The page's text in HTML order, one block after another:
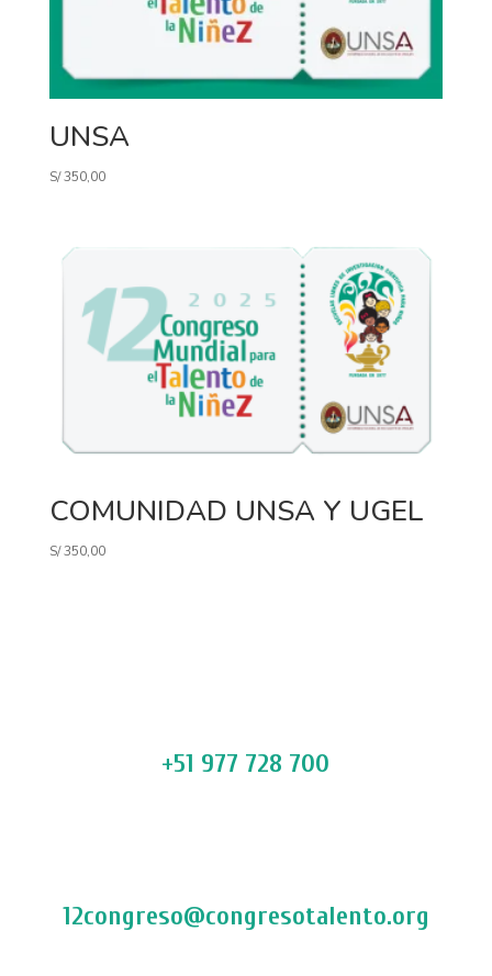
UNSA
S/350,00
COMUNIDAD UNSA Y UGEL
S/350,00
+51 977 728 700
12congreso@congresotalento.org